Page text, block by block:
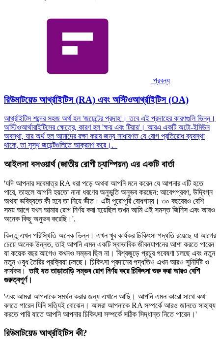
প্রবন্ধ
রিউমাটয়েড আর্থ্রাইটিস (RA) এবং অস্টিওআর্থ্রাইটিস (OA)
আর্থ্রাইটিস শব্দের সহজ অর্থ হল 'জয়েন্টের প্রদাহ'। তবে এই প্রদাহের কারণগুলি ভিন্ন।
অস্টিওআর্থারাইটিসের ক্ষেত্রে, কারণ হল 'ক্ষয় এবং টিয়ার'। আরএ একটি অটো-ইমিউন
অবস্থা, যার অর্থ হল আমাদের রক্ষা করার জন্য সাধারণত যে রোগ প্রতিরোধ ব্যবস্থা
থাকে, তা সুস্থ জয়েন্টগুলিতে আক্রমণ করে।.
আইলসা বসওয়ার্থ (জাতীয় রোগী চ্যাম্পিয়ন) এর একটি বার্তা
'যদি আপনার সবেমাত্র RA ধরা পড়ে অথবা আপনি মনে করেন যে আপনার এটি হতে
পারে, তাহলে আপনি হয়তো নানা ধরণের অনুভূতি অনুভব করছেন: আবেগপ্রবণ, উদ্বিগ্ন
অথবা ভবিষ্যতে কী হবে তা নিয়ে ভীত। এটা পুরোপুরি বোধগম্য। ৩০ বছরেরও বেশি
সময় আগে যখন আমার রোগ নির্ণয় করা হয়েছিল তখন আমি এই সমস্ত জিনিস এবং আরও
অনেক কিছু অনুভব করেছি।'.
কিন্তু এখন পরিস্থিতি অনেক ভিন্ন। এখন খুব কার্যকর চিকিৎসা পদ্ধতি রয়েছে যা আগের
চেয়ে অনেক উন্নত, তাই আপনি এমন একটি স্বাভাবিক জীবনযাপনের আশা করতে পারেন
যা কয়েক বছর আগেও কখনও সম্ভব ছিল না। বিশ্বজুড়ে প্রচুর গবেষণা চলছে এবং নতুন
নতুন ওষুধ তৈরির প্রক্রিয়া চলছে। চিকিৎসা প্রদানের পদ্ধতিও এখন আরও সুনির্দিষ্ট ও
কার্যকর।তাইযত তাড়াতাড়ি সম্ভব রোগ নির্ণয় করে চিকিৎসা শুরু করা আরও বেশি
গুরুত্বপূর্ণ।
'এবং আমরা আপনাকে সমর্থন করার জন্য এখানে আছি। আপনি এমন কারো সাথে কথা
বলতে পারেন যিনি সত্যিই বোঝেন। আমরা আপনাকে RA সম্পর্কে আরও জানতে সাহায্য
করতে পারি যাতে আপনি আপনার চিকিৎসা সম্পর্কে সঠিক সিদ্ধান্ত নিতে পারেন।'
রিউমাটয়েড আর্থ্রাইটিস কী?